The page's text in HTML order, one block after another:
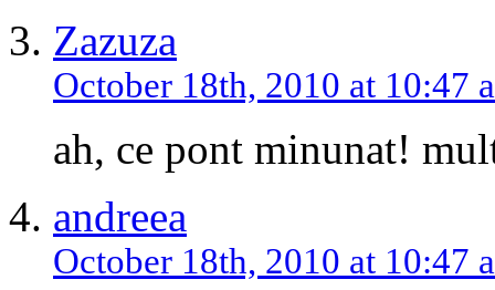
Zazuza
October 18th, 2010 at 10:47
ah, ce pont minunat!
andreea
October 18th, 2010 at 10:47